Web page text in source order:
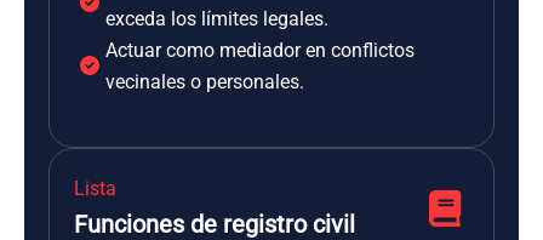
exceda los límites legales.
Actuar como mediador en conflictos
vecinales o personales.
Lista
Funciones de registro civil